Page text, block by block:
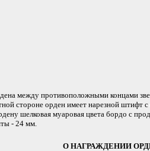
между противоположными концами
стороне орден имеет нарезной штифт с
шелковая муаровая цвета бордо с
- 24 мм.
О НАГРАЖДЕНИИ